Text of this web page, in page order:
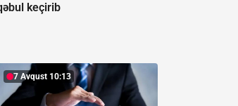
keçirib
7 Avqust 10:13